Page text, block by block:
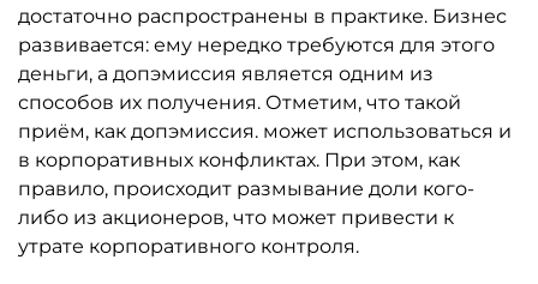
достаточно распространены в практике. Бизнес
развивается: ему нередко требуются для этого
деньги, а допэмиссия является одним из
способов их получения. Отметим, что такой
приём, как допэмиссия. может использоваться и
в корпоративных конфликтах. При этом, как
правило, происходит размывание доли кого-
либо из акционеров, что может привести к
утрате корпоративного контроля.